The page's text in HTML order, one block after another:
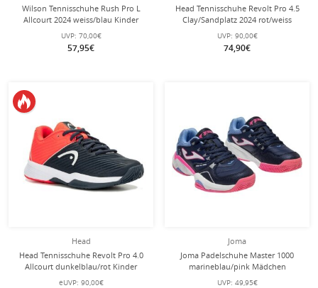
Wilson Tennisschuhe Rush Pro L
Allcourt 2024 weiss/blau Kinder
UVP: 70,00€
57,95€
Head Tennisschuhe Revolt Pro 4.5
Clay/Sandplatz 2024 rot/weiss
Kinder
UVP: 90,00€
74,90€
Head
Head Tennisschuhe Revolt Pro 4.0
Allcourt dunkelblau/rot Kinder
eUVP: 90,00€
Joma
Joma Padelschuhe Master 1000
marineblau/pink Mädchen
UVP: 49,95€